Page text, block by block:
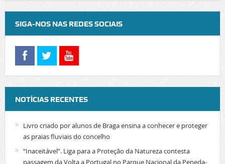
SIGA-NOS NAS REDES SOCIAIS
NOTÍCIAS RECENTES
Livro criado por alunos de Braga ensina a conhecer e proteger
as praias fluviais do concelho
“Inaceitável”. Liga para a Proteção da Natureza contesta
passagem da Volta a Portugal no Parque Nacional da Peneda-